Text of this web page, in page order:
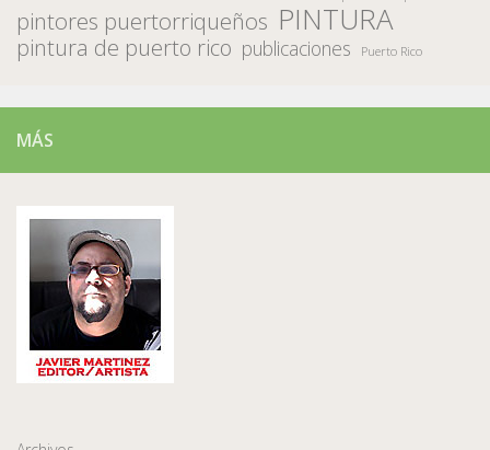
pintores puertorriqueños PINTURA
pintura de puerto rico publicaciones Puerto Rico
MÁS